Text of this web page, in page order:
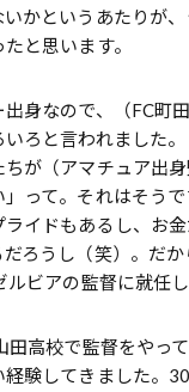
かというあたりが
と思います。
身なので、（FC町
ろと言われました
ちが（アマチュア出
って。それはそう
イドもあるし、お
ろうし（笑）。だ
ルビアの監督に就任し
田高校で監督をやっ
経験してきました。